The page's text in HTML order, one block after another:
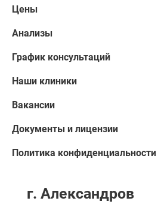
Цены
Анализы
График консультаций
Наши клиники
Вакансии
Документы и лицензии
Политика конфиденциальности
г. Александров